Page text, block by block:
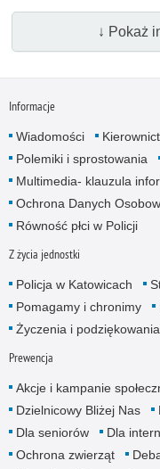
↓ Pokaż
Informacje
Wiadomości
Polemiki i sprostowania
Multimedia- klauzula
Ochrona Danych
Równość płci w Policji
Z życia jednostki
Policja w Katowicach
Pomagamy i chronimy
Życzenia i podziękowania
Prewencja
Akcje i kampanie
Dzielnicowy Bliżej Nas
Dla seniorów
Dla
Ochrona zwierząt